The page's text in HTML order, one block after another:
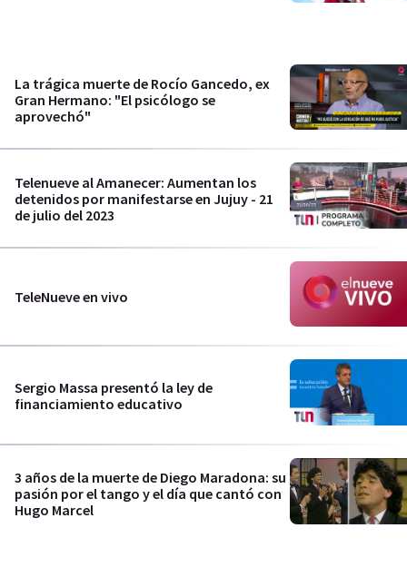
La trágica muerte de Rocío Gancedo, ex
Gran Hermano: "El psicólogo se
aprovechó"
Telenueve al Amanecer: Aumentan los
detenidos por manifestarse en Jujuy - 21
de julio del 2023
TeleNueve en vivo
Sergio Massa presentó la ley de
financiamiento educativo
3 años de la muerte de Diego Maradona: su
pasión por el tango y el día que cantó con
Hugo Marcel